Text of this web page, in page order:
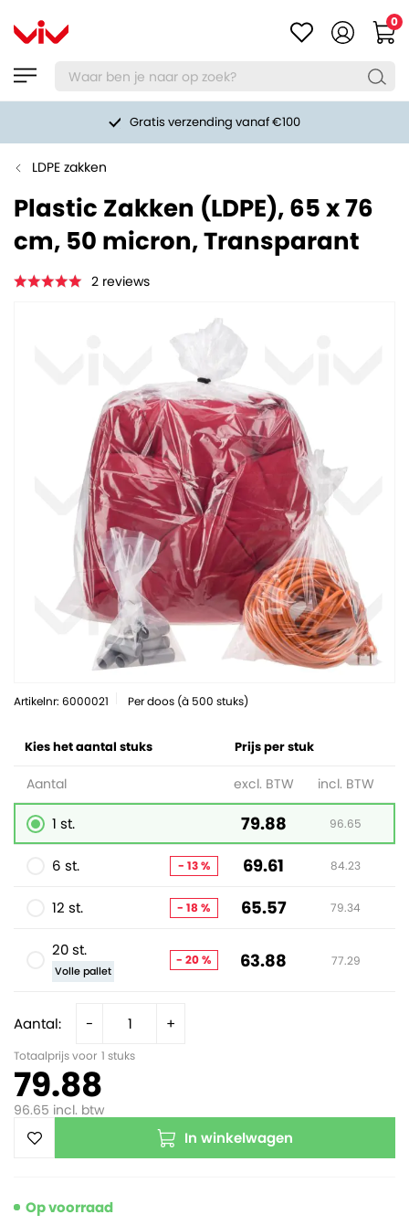
0
Gratis verzending vanaf €100
LDPE zakken
Plastic Zakken (LDPE), 65 x 76
cm, 50 micron, Transparant
2 reviews
Artikelnr: 6000021 Per doos (à 500 stuks)
Aantal: - +
Totaalprijs voor 1 stuks
79.88
96.65 incl. btw
In winkelwagen
Kies het aantal stuks Prijs per stuk
Aantal excl. BTW incl. BTW
1 st. 79.88 96.65
6 st. - 13 % 69.61 84.23
12 st. - 18 % 65.57 79.34
20 st.
Volle pallet
- 20 % 63.88 77.29
Op voorraad